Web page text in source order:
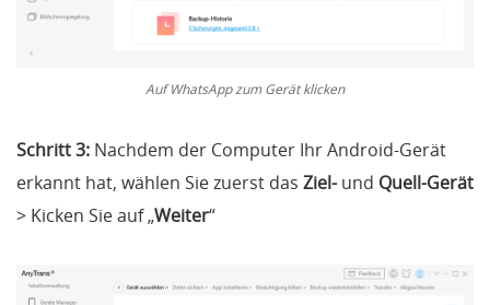
Auf WhatsApp zum Gerät klicken
Schritt 3: Nachdem der Computer Ihr Android-Gerät
erkannt hat, wählen Sie zuerst das Ziel-und Quell-Gerät
> Kicken Sie auf „Weiter“